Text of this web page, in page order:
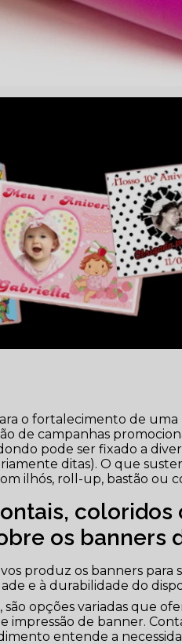
o fortalecimento de
de campanhas
pode ser fixado a
ditas). O que
ilhós, roll-up, bastão ou
coloridos
os banners
produz os banners
e à durabilidade do
são opções variadas que
impressão de banner.
entende a